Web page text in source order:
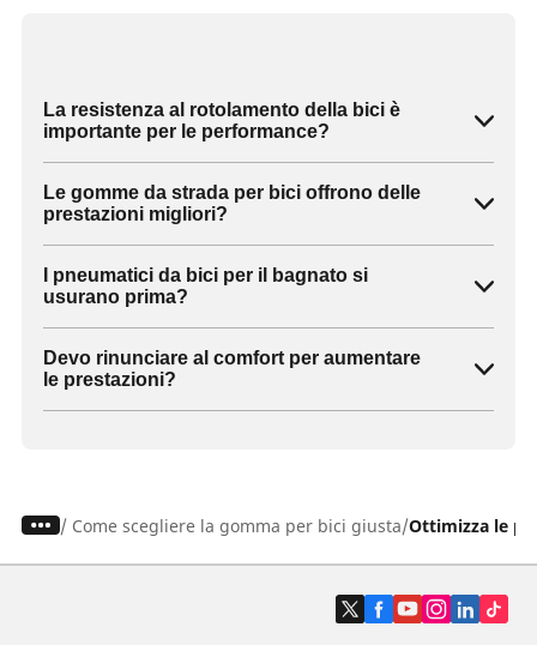
La resistenza al rotolamento della bici è
importante per le performance?
Le gomme da strada per bici offrono delle
prestazioni migliori?
I pneumatici da bici per il bagnato si
usurano prima?
Devo rinunciare al comfort per aumentare
le prestazioni?
/ Come scegliere la gomma per bici giusta Ottimizza le